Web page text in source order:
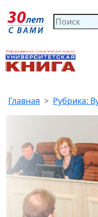
Главная Рубрика: